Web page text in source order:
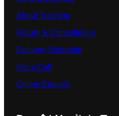
About Tracking
Return & Cancelletion
Delivery Schedule
Get a Call
Online Enquiry